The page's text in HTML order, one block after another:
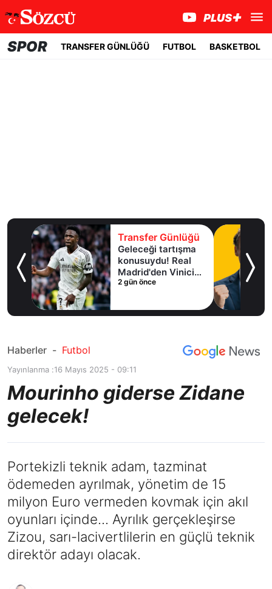
SPOR TRANSFER GÜNLÜĞÜ FUTBOL BASKETBOL
Transfer Günlüğü
Geleceği tartışma
konusuydu! Real
Madrid'den Vinicius
Junior kararı
2 gün önce
Haberler - Futbol
Yayınlanma :16 Mayıs 2025 - 09:11
Mourinho giderse Zidane
gelecek!
Portekizli teknik adam, tazminat
ödemeden ayrılmak, yönetim de 15
milyon Euro vermeden kovmak için akıl
oyunları içinde... Ayrılık gerçekleşirse
Zizou, sarı-lacivertlilerin en güçlü teknik
direktör adayı olacak.